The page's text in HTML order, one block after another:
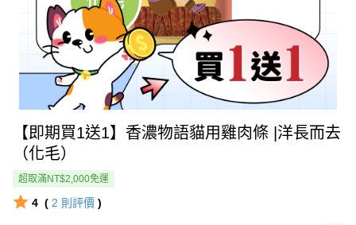
【即期買1送1】香濃物語貓用雞肉條 |洋長而去
（化毛）
超取滿NT$2,000免運
4 ( 2 則評價 )